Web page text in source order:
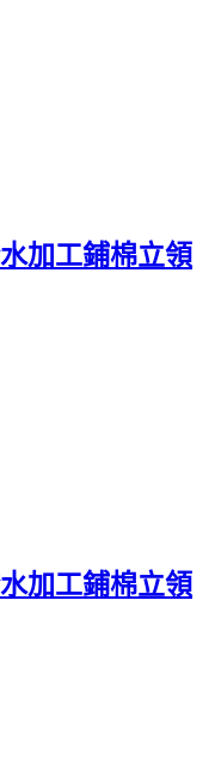
加工鋪棉立領
加工鋪棉立領